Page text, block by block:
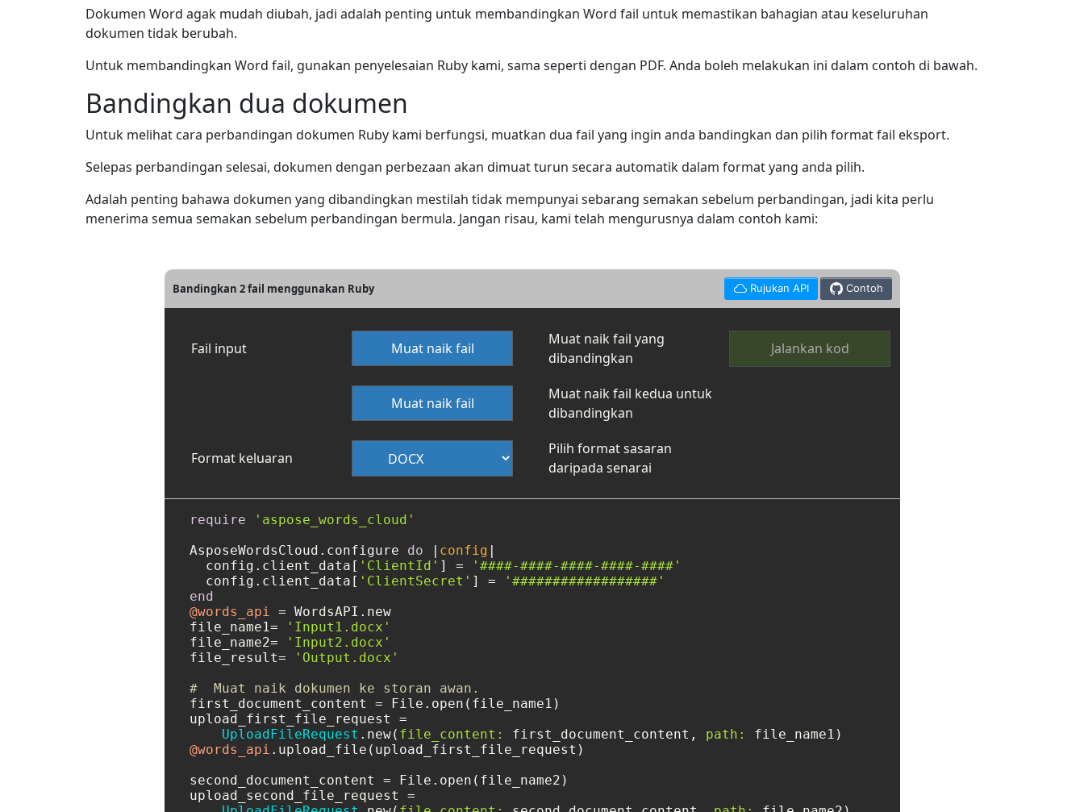
Dokumen Word agak mudah diubah, jadi adalah penting untuk membandingkan Word fail untuk memastikan bahagian atau keseluruhan
dokumen tidak berubah.
Untuk membandingkan Word fail, gunakan penyelesaian Ruby kami, sama seperti dengan PDF. Anda boleh melakukan ini dalam contoh di bawah.
Bandingkan dua dokumen
Untuk melihat cara perbandingan dokumen Ruby kami berfungsi, muatkan dua fail yang ingin anda bandingkan dan pilih format fail eksport.
Selepas perbandingan selesai, dokumen dengan perbezaan akan dimuat turun secara automatik dalam format yang anda pilih.
Adalah penting bahawa dokumen yang dibandingkan mestilah tidak mempunyai sebarang semakan sebelum perbandingan, jadi kita perlu
menerima semua semakan sebelum perbandingan bermula. Jangan risau, kami telah mengurusnya dalam contoh kami:
Bandingkan 2 fail menggunakan Ruby Rujukan API Contoh
Fail input Muat naik fail
Muat naik fail yang
dibandingkan
Jalankan kod
Muat naik fail
Muat naik fail kedua untuk
dibandingkan
Format keluaran
Pilih format sasaran
daripada senarai
require
'aspose_words_cloud'
AsposeWordsCloud.configure do config
  config.client_data[
'ClientId' ] =
'####-####-####-####-####'
  config.client_data[
'ClientSecret' ] =
'##################'
end
@words_api = WordsAPI.new
file_name1=
'Input1.docx'
file_name2=
'Input2.docx'
file_result=
'Output.docx'
#  Muat naik dokumen ke storan awan.
first_document_content = File.open(file_name1)
upload_first_file_request =
UploadFileRequest .new( file_content: first_document_content, path:
@words_api .upload_file(upload_first_file_request)
second_document_content = File.open(file_name2)
upload_second_file_request =